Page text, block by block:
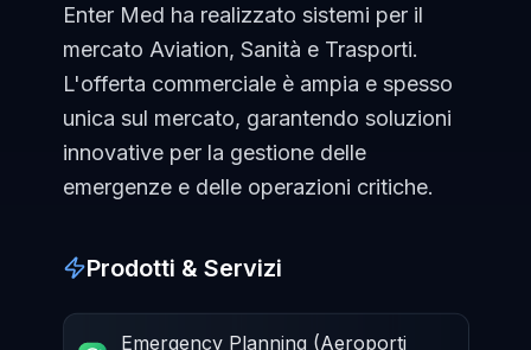
Enter Med ha realizzato sistemi per il
mercato Aviation, Sanità e Trasporti.
L'offerta commerciale è ampia e spesso
unica sul mercato, garantendo soluzioni
innovative per la gestione delle
emergenze e delle operazioni critiche.
Prodotti & Servizi
Emergency Planning (Aeroporti